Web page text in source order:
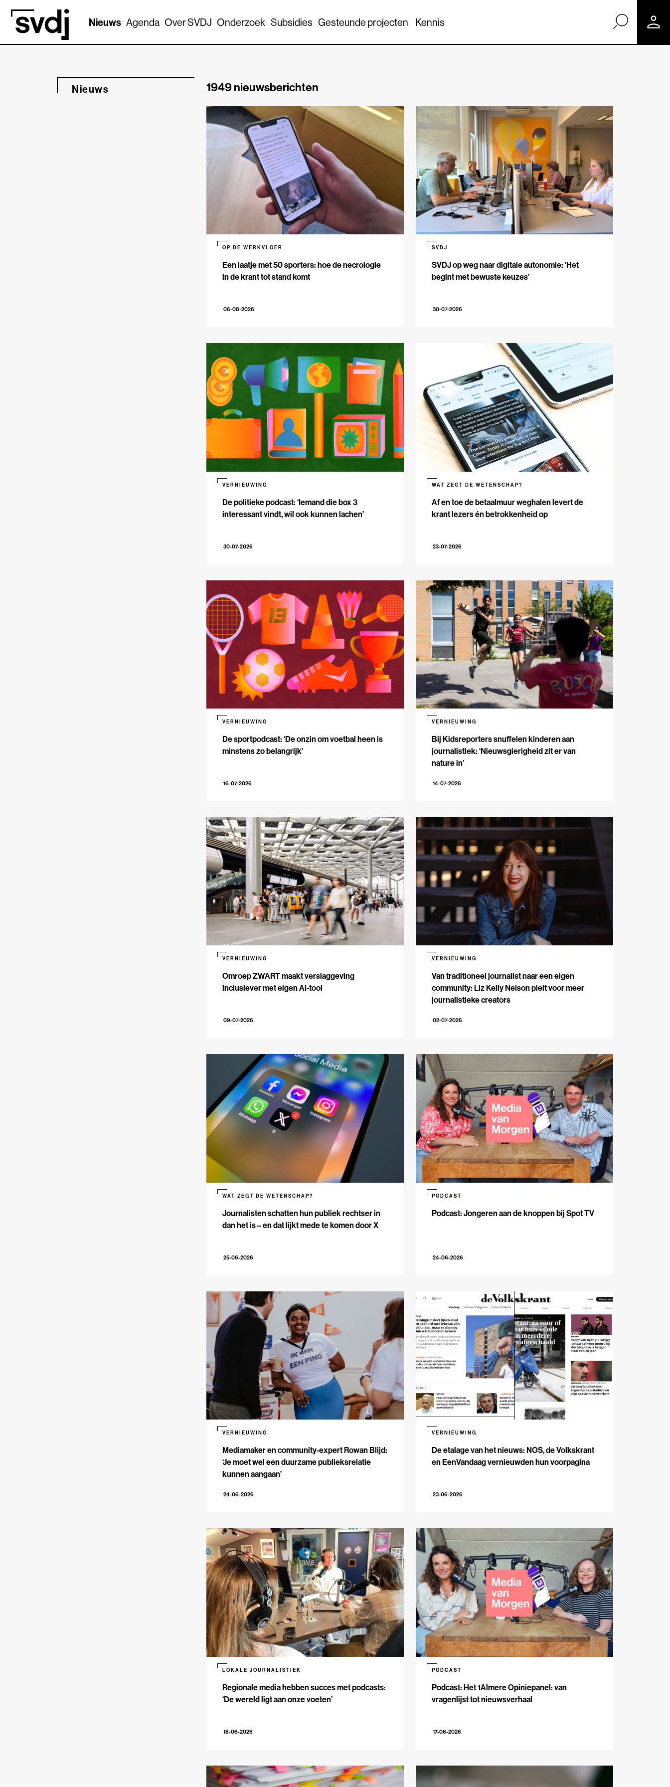
Naar hoofdinhoud
Nieuws Agenda Over SVDJ Onderzoek Subsidies Gesteunde projecten Kennis
Nieuws 1949 nieuwsberichten
Een laatje met 50 sporters: hoe de necrologie
in de krant tot stand komt
OP DE WERKVLOER
06-08-2026
SVDJ op weg naar digitale autonomie: ‘Het
begint met bewuste keuzes’
SVDJ
30-07-2026
De politieke podcast: ‘Iemand die box 3
interessant vindt, wil ook kunnen lachen’
VERNIEUWING
30-07-2026
Af en toe de betaalmuur weghalen levert de
krant lezers én betrokkenheid op
WAT ZEGT DE WETENSCHAP?
23-07-2026
De sportpodcast: ‘De onzin om voetbal heen is
minstens zo belangrijk’
VERNIEUWING
16-07-2026
Bij Kidsreporters snuffelen kinderen aan
journalistiek: ‘Nieuwsgierigheid zit er van
nature in’
VERNIEUWING
14-07-2026
Omroep ZWART maakt verslaggeving
inclusiever met eigen AI-tool
VERNIEUWING
09-07-2026
Van traditioneel journalist naar een eigen
community: Liz Kelly Nelson pleit voor meer
journalistieke creators
VERNIEUWING
02-07-2026
Journalisten schatten hun publiek rechtser in
dan het is – en dat lijkt mede te komen door X
WAT ZEGT DE WETENSCHAP?
25-06-2026
Podcast: Jongeren aan de knoppen bij Spot TV
PODCAST
24-06-2026
Mediamaker en community-expert Rowan Blijd:
‘Je moet wel een duurzame publieksrelatie
kunnen aangaan’
VERNIEUWING
24-06-2026
De etalage van het nieuws: NOS, de Volkskrant
en EenVandaag vernieuwden hun voorpagina
VERNIEUWING
23-06-2026
Regionale media hebben succes met podcasts:
‘De wereld ligt aan onze voeten’
LOKALE JOURNALISTIEK
18-06-2026
Podcast: Het 1Almere Opiniepanel: van
vragenlijst tot nieuwsverhaal
PODCAST
17-06-2026